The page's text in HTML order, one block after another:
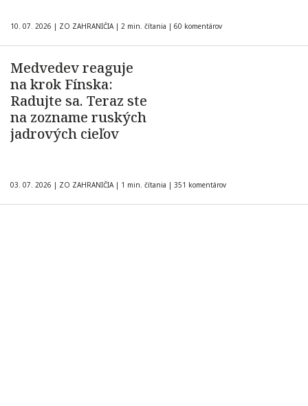
10. 07. 2026 | ZO ZAHRANIČIA | 2 min. čítania | 60 komentárov
Medvedev reaguje
na krok Fínska:
Radujte sa. Teraz ste
na zozname ruských
jadrových cieľov
03. 07. 2026 | ZO ZAHRANIČIA | 1 min. čítania | 351 komentárov